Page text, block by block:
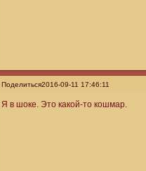
Поделиться2016-09-11 17:46:11
Я в шоке. Это какой-то кошмар.